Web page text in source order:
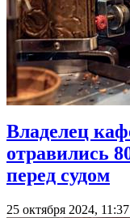
Владелец
отравились
перед судом
25 октября 2024, 11:37